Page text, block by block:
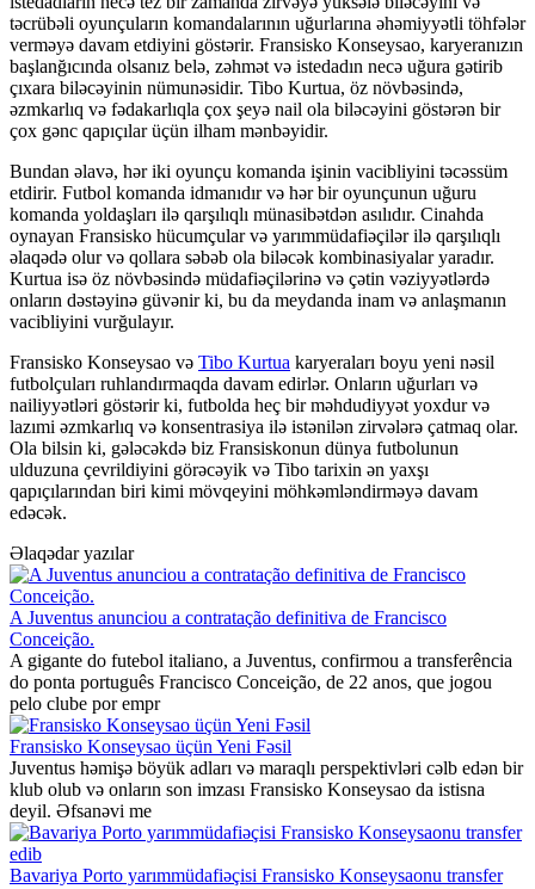
təcrübəli oyunçuların komandalarının uğurlarına əhəmiyyətli töhfələr
verməyə davam etdiyini göstərir. Fransisko Konseysao, karyeranızın
başlanğıcında olsanız belə, zəhmət və istedadın necə uğura gətirib
çıxara biləcəyinin nümunəsidir. Tibo Kurtua, öz növbəsində,
əzmkarlıq və fədakarlıqla çox şeyə nail ola biləcəyini göstərən bir
çox gənc qapıçılar üçün ilham mənbəyidir.
Bundan əlavə, hər iki oyunçu komanda işinin vacibliyini təcəssüm
etdirir. Futbol komanda idmanıdır və hər bir oyunçunun uğuru
komanda yoldaşları ilə qarşılıqlı münasibətdən asılıdır. Cinahda
oynayan Fransisko hücumçular və yarımmüdafiəçilər ilə qarşılıqlı
əlaqədə olur və qollara səbəb ola biləcək kombinasiyalar yaradır.
Kurtua isə öz növbəsində müdafiəçilərinə və çətin vəziyyətlərdə
onların dəstəyinə güvənir ki, bu da meydanda inam və anlaşmanın
vacibliyini vurğulayır.
Fransisko Konseysao və Tibo Kurtua karyeraları boyu yeni nəsil
futbolçuları ruhlandırmaqda davam edirlər. Onların uğurları və
nailiyyətləri göstərir ki, futbolda heç bir məhdudiyyət yoxdur və
lazımi əzmkarlıq və konsentrasiya ilə istənilən zirvələrə çatmaq olar.
Ola bilsin ki, gələcəkdə biz Fransiskonun dünya futbolunun
ulduzuna çevrildiyini görəcəyik və Tibo tarixin ən yaxşı
qapıçılarından biri kimi mövqeyini möhkəmləndirməyə davam
edəcək.
Əlaqədar yazılar
A Juventus anunciou a contratação definitiva de Francisco
Conceição.
A gigante do futebol italiano, a Juventus, confirmou a transferência
do ponta português Francisco Conceição, de 22 anos, que jogou
pelo clube por empr
Fransisko Konseysao üçün Yeni Fəsil
Juventus həmişə böyük adları və maraqlı perspektivləri cəlb edən bir
klub olub və onların son imzası Fransisko Konseysao da istisna
deyil. Əfsanəvi me
Bavariya Porto yarımmüdafiəçisi Fransisko Konseysaonu transfer